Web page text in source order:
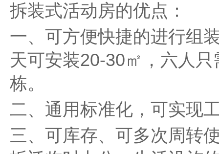
拆装式活动房的优点：
一、可方便快捷的进行组
天可安装20-30㎡，六人
栋。
二、通用标准化，可实现
三、可库存、可多次周转